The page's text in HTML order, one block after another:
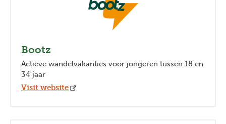
Bootz
Actieve wandelvakanties voor jongeren tussen 18 en
34 jaar
Visit website